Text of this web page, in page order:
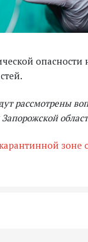
рассмотрены
зоне